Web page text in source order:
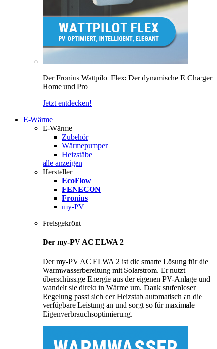
Der Fronius Wattpilot Flex: Der dynamische E-Charger
Home und Pro
Jetzt entdecken!
E-Wärme
E-Wärme
Zubehör
Wärmepumpen
Heizstäbe
alle anzeigen
Hersteller
EcoFlow
FENECON
Fronius
my-PV
Preisgekrönt
Der my-PV AC ELWA 2
Der my-PV AC ELWA 2 ist die smarte Lösung für die
Warmwasserbereitung mit Solarstrom. Er nutzt
überschüssige Energie aus der eigenen PV-Anlage und
wandelt sie direkt in Wärme um. Dank stufenloser
Regelung passt sich der Heizstab automatisch an die
verfügbare Leistung an und sorgt so für maximale
Eigenverbrauchsoptimierung.